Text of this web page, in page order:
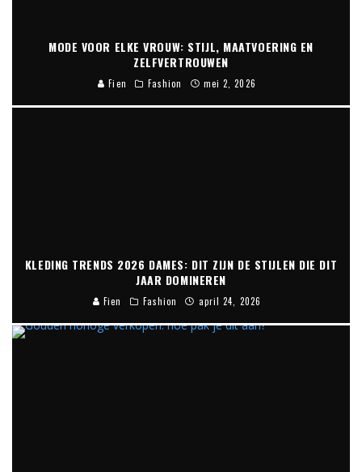
MODE VOOR ELKE VROUW: STIJL, MAATVOERING EN
ZELFVERTROUWEN
Fien Fashion mei 2, 2026
KLEDING TRENDS 2026 DAMES: DIT ZIJN DE STIJLEN DIE DIT
JAAR DOMINEREN
Fien Fashion april 24, 2026